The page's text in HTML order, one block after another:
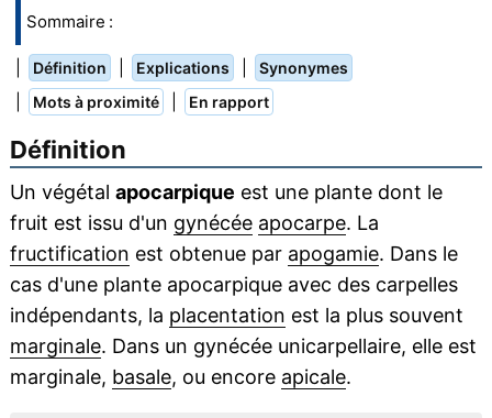
Sommaire :
Définition Explications Synonymes
Mots à proximité En rapport
Définition
Un végétal apocarpique est une plante dont le
fruit est issu d'un gynécée apocarpe. La
fructification est obtenue par apogamie. Dans le
cas d'une plante apocarpique avec des carpelles
indépendants, la placentation est la plus souvent
marginale. Dans un gynécée unicarpellaire, elle est
marginale, basale, ou encore apicale.